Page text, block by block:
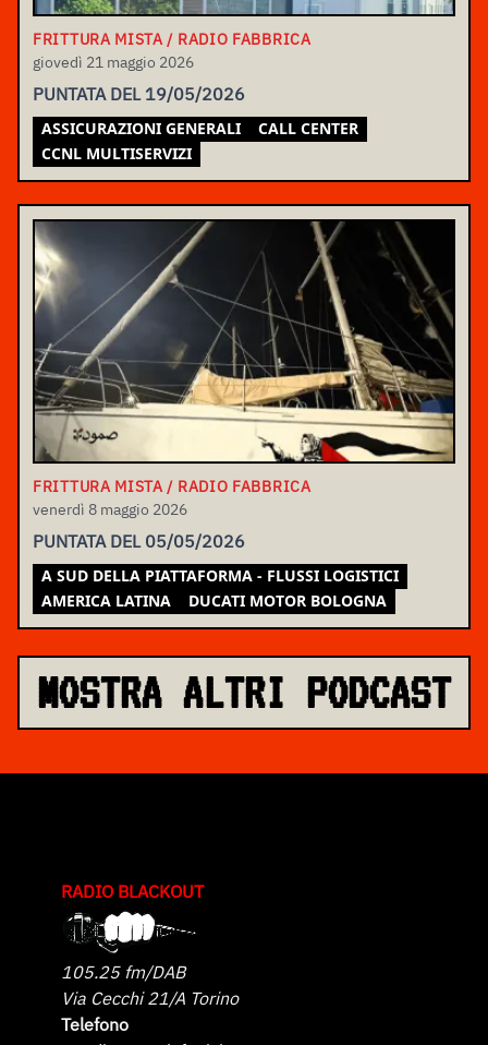
FRITTURA MISTA / RADIO FABBRICA
giovedì 21 maggio 2026
PUNTATA DEL 19/05/2026
ASSICURAZIONI GENERALI
CALL CENTER
CCNL MULTISERVIZI
FRITTURA MISTA / RADIO FABBRICA
venerdì 8 maggio 2026
PUNTATA DEL 05/05/2026
A SUD DELLA PIATTAFORMA - FLUSSI LOGISTICI
AMERICA LATINA
DUCATI MOTOR BOLOGNA
MOSTRA ALTRI PODCAST
RADIO BLACKOUT
105.25 fm/DAB
Via Cecchi 21/A Torino
Telefono